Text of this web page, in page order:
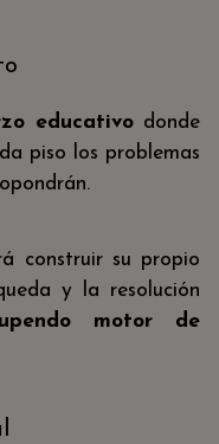
educativo donde
piso los problemas
construir su propio
y la resolución
motor de